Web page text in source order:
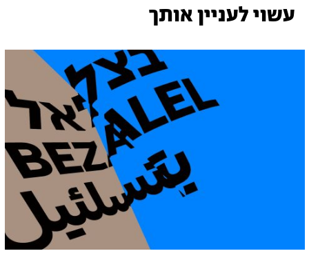
עשוי לעניין אותך